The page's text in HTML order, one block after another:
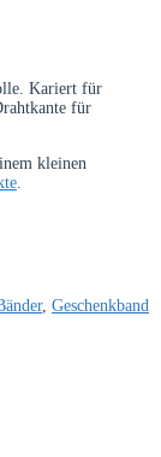
Kariert für
für
kleinen
.
, Geschenkband